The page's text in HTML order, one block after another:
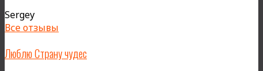
Sergey
Все отзывы
Люблю Страну чудес